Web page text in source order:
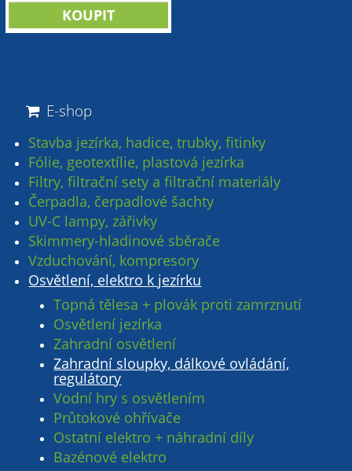
E-shop
Stavba jezírka, hadice, trubky, fitinky
Fólie, geotextílie, plastová jezírka
Filtry, filtrační sety a filtrační materiály
Čerpadla, čerpadlové šachty
UV-C lampy, zářivky
Skimmery-hladinové sběrače
Vzduchování, kompresory
Osvětlení, elektro k jezírku
Topná tělesa + plovák proti zamrznutí
Osvětlení jezírka
Zahradní osvětlení
Zahradní sloupky, dálkové ovládání,
regulátory
Vodní hry s osvětlením
Průtokové ohřívače
Ostatní elektro + náhradní díly
Bazénové elektro